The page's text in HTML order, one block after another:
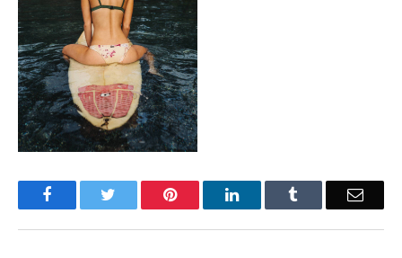
Facebook Pinterest LinkedIn Email